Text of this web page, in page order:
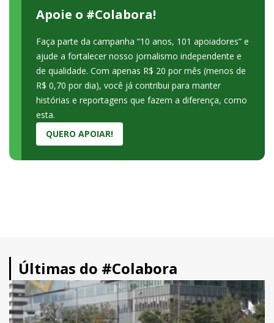
Apoie o #Colabora!
Faça parte da campanha “10 anos, 101 apoiadores” e
ajude a fortalecer nosso jornalismo independente e
de qualidade. Com apenas R$ 20 por mês (menos de
R$ 0,70 por dia), você já contribui para manter
histórias e reportagens que fazem a diferença, como
esta.
QUERO APOIAR!
Últimas do #Colabora